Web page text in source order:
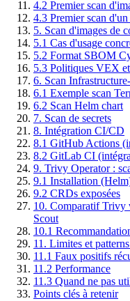
4.2 Premier scan
4.3 Premier scan
5. Scan d'images de
5.1 Cas d'usage
5.2 Format SBOM
5.3 Politiques VEX
6. Scan
6.1 Exemple scan
6.2 Scan Helm chart
7. Scan de secrets
8. Intégration CI/CD
8.1 GitHub Actions
8.2 GitLab CI
9. Trivy Operator :
9.1 Installation
9.2 CRDs exposées
10. Comparatif Trivy
Scout
10.1
11. Limites et
11.1 Faux positifs
11.2 Performance
11.3 Quand ne pas
Points clés à retenir